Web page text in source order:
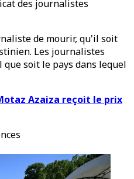
des journalistes
de mourir, qu'il soit
Les journalistes
soit le pays dans lequel
Azaiza reçoit le prix